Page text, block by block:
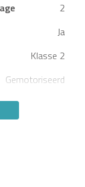
2
Ja
Klasse 2
Gemotoriseerd